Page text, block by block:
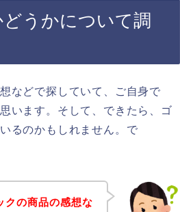
うかについて調
などで探していて、ご自身で
います。そして、できたら、ゴ
るのかもしれません。で
クの商品の感想な